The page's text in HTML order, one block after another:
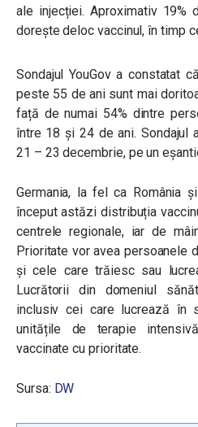
ale injecției.Aproximativ 19%
dorește deloc vaccinul, în timp
Sondajul YouGov a constatat
peste 55 de ani sunt mai
față de numai 54% dintre
între 18 și 24 de ani. Sondajul
21 – 23 decembrie, pe un
Germania, la fel ca România
început astăzi distribuția
centrele regionale, iar de
Prioritate vor avea persoanele
și cele care trăiesc sau
Lucrătorii din domeniul
inclusiv cei care lucrează în
unitățile de terapie
vaccinate cu prioritate.
Sursa: DW